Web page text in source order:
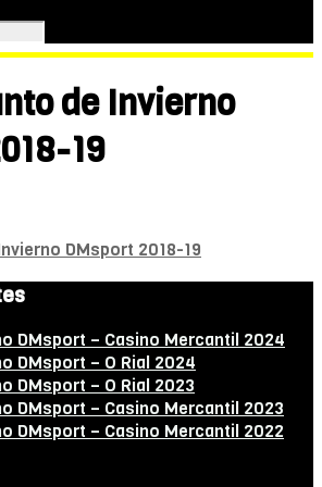
de Invierno
19
DMsport – Casino Mercantil 2024
DMsport – O Rial 2024
DMsport – O Rial 2023
DMsport – Casino Mercantil 2023
DMsport – Casino Mercantil 2022